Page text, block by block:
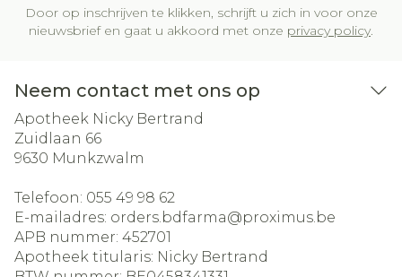
Door op inschrijven te klikken, schrijft u zich in voor onze
nieuwsbrief en gaat u akkoord met onze privacy policy.
Neem contact met ons op
Apotheek Nicky Bertrand
Zuidlaan 66
9630 Munkzwalm
Telefoon: 055 49 98 62
E-mailadres: orders.bdfarma@proximus.be
APB nummer: 452701
Apotheek titularis: Nicky Bertrand